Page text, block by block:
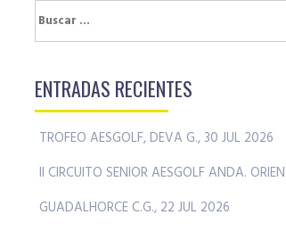
Buscar:
ENTRADAS RECIENTES
TROFEO AESGOLF, DEVA G., 30 JUL 2026
II CIRCUITO SENIOR AESGOLF ANDA.
GUADALHORCE C.G., 22 JUL 2026